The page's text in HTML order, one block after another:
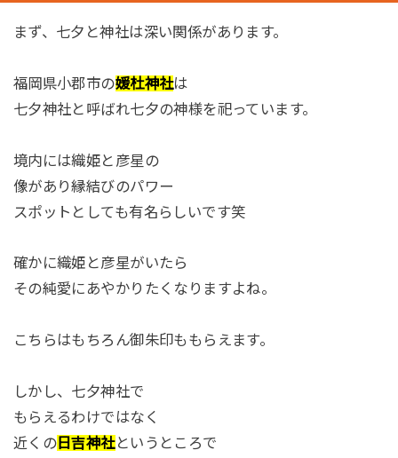
まず、七夕と神社は深い関係があります。
福岡県小郡市の媛杜神社は
七夕神社と呼ばれ七夕の神様を祀っています。
境内には織姫と彦星の
像があり縁結びのパワー
スポットとしても有名らしいです笑
確かに織姫と彦星がいたら
その純愛にあやかりたくなりますよね。
こちらはもちろん御朱印ももらえます。
しかし、七夕神社で
もらえるわけではなく
近くの 日吉神社というところで